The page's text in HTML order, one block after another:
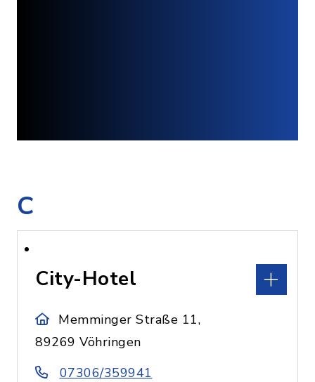
C
City-Hotel
Memminger Straße 11,
89269 Vöhringen
07306/359941